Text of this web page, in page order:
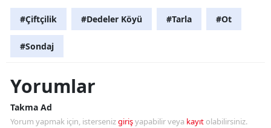
#Çiftçilik #Dedeler Köyü #Tarla #Ot
#Sondaj
Yorumlar
Takma Ad
Yorum yapmak için, istersenizgirişyapabilir veya kayıt olabilirsiniz.